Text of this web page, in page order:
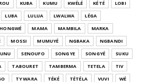
KUBA KUMU KWÉLÉ KÉTÉ
LOBI
LUBA LULUA LWALWA
LÉGA
MAMA MAMBILA
MARKA
MOSSI MUMUYÉ NGBAKA
NGBANDI
SENOUFO SONGYE SONGYÉ
SUKU
TABOURET TAMBERMA TETELA
TIV
TY WARA TÉKÉ TÉTÉLA VUVI
WÉ